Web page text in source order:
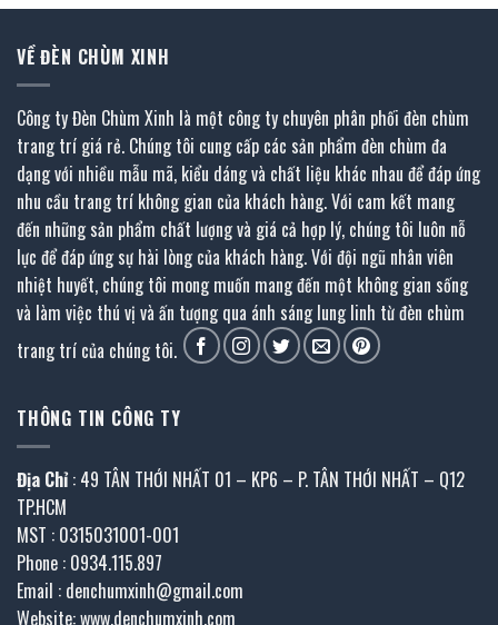
VỀ ĐÈN CHÙM XINH
Công ty Đèn Chùm Xinh là một công ty chuyên phân phối đèn chùm
trang trí giá rẻ. Chúng tôi cung cấp các sản phẩm đèn chùm đa
dạng với nhiều mẫu mã, kiểu dáng và chất liệu khác nhau để đáp ứng
nhu cầu trang trí không gian của khách hàng. Với cam kết mang
đến những sản phẩm chất lượng và giá cả hợp lý, chúng tôi luôn nỗ
lực để đáp ứng sự hài lòng của khách hàng. Với đội ngũ nhân viên
nhiệt huyết, chúng tôi mong muốn mang đến một không gian sống
và làm việc thú vị và ấn tượng qua ánh sáng lung linh từ đèn chùm
trang trí của chúng tôi.
THÔNG TIN CÔNG TY
Địa Chỉ : 49 TÂN THỚI NHẤT 01 – KP6 – P. TÂN THỚI NHẤT – Q12
TP.HCM
MST : 0315031001-001
Phone : 0934.115.897
Email : denchumxinh@gmail.com
Website: www.denchumxinh.com